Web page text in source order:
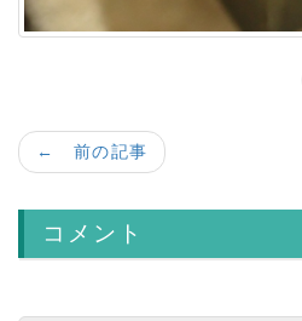
← 前の記事
コメント